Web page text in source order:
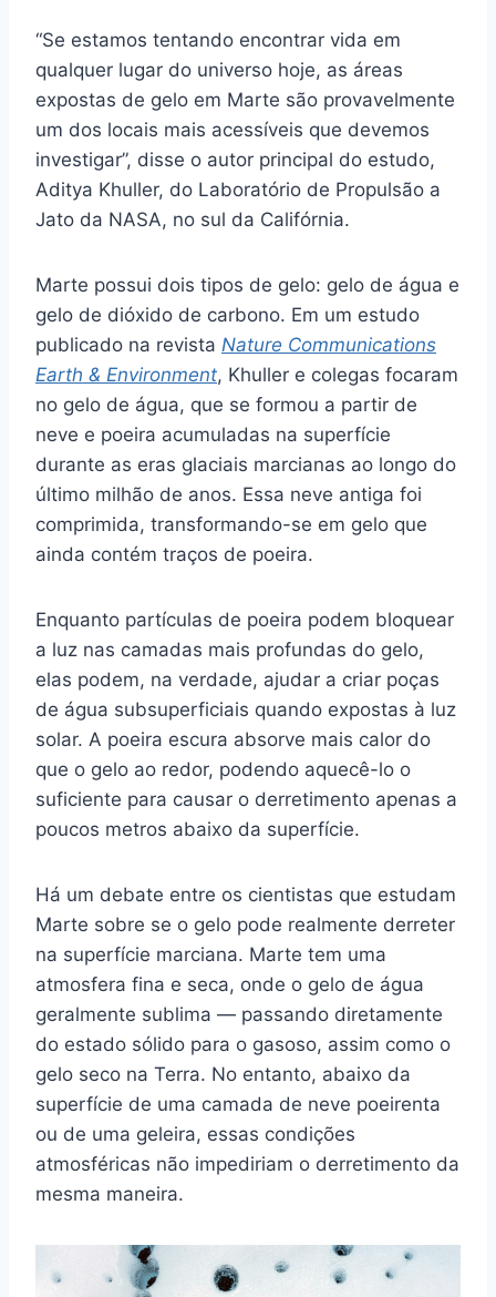
“Se estamos tentando encontrar vida em
qualquer lugar do universo hoje, as áreas
expostas de gelo em Marte são provavelmente
um dos locais mais acessíveis que devemos
investigar”, disse o autor principal do estudo,
Aditya Khuller, do Laboratório de Propulsão a
Jato da NASA, no sul da Califórnia.
Marte possui dois tipos de gelo: gelo de água e
gelo de dióxido de carbono. Em um estudo
publicado na revista Nature Communications
Earth & Environment, Khuller e colegas focaram
no gelo de água, que se formou a partir de
neve e poeira acumuladas na superfície
durante as eras glaciais marcianas ao longo do
último milhão de anos. Essa neve antiga foi
comprimida, transformando-se em gelo que
ainda contém traços de poeira.
Enquanto partículas de poeira podem bloquear
a luz nas camadas mais profundas do gelo,
elas podem, na verdade, ajudar a criar poças
de água subsuperficiais quando expostas à luz
solar. A poeira escura absorve mais calor do
que o gelo ao redor, podendo aquecê-lo o
suficiente para causar o derretimento apenas a
poucos metros abaixo da superfície.
Há um debate entre os cientistas que estudam
Marte sobre se o gelo pode realmente derreter
na superfície marciana. Marte tem uma
atmosfera fina e seca, onde o gelo de água
geralmente sublima — passando diretamente
do estado sólido para o gasoso, assim como o
gelo seco na Terra. No entanto, abaixo da
superfície de uma camada de neve poeirenta
ou de uma geleira, essas condições
atmosféricas não impediriam o derretimento da
mesma maneira.